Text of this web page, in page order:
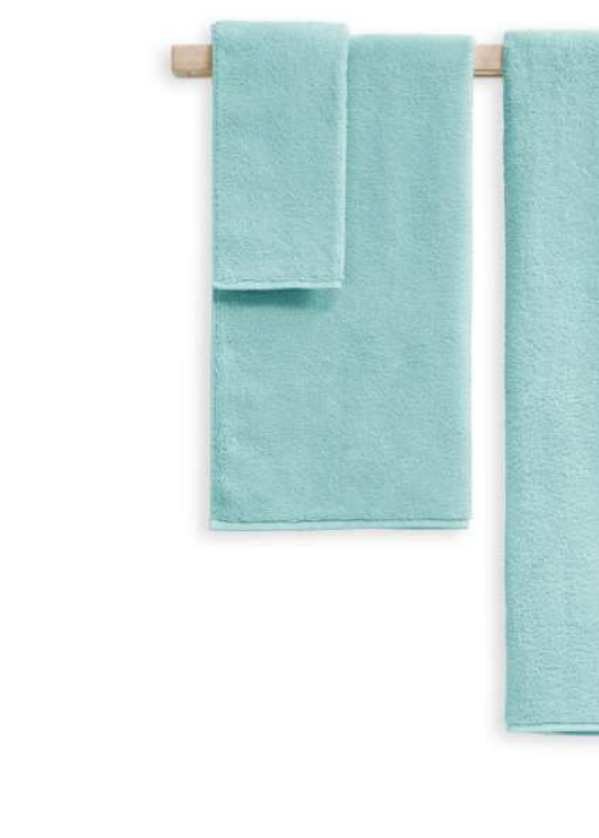
Bildergalerie überspringen